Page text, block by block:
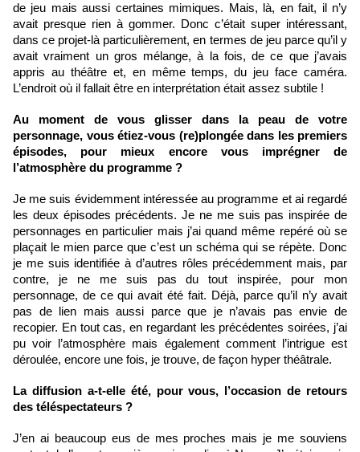
de jeu mais aussi certaines mimiques. Mais, là, en fait, il n’y
avait presque rien à gommer. Donc c’était super intéressant,
dans ce projet-là particulièrement, en termes de jeu parce qu’il y
avait vraiment un gros mélange, à la fois, de ce que j’avais
appris au théâtre et, en même temps, du jeu face caméra.
L’endroit où il fallait être en interprétation était assez subtile !
Au moment de vous glisser dans la peau de votre
personnage, vous étiez-vous (re)plongée dans les premiers
épisodes, pour mieux encore vous imprégner de
l’atmosphère du programme ?
Je me suis évidemment intéressée au programme et ai regardé
les deux épisodes précédents. Je ne me suis pas inspirée de
personnages en particulier mais j’ai quand même repéré où se
plaçait le mien parce que c’est un schéma qui se répète. Donc
je me suis identifiée à d’autres rôles précédemment mais, par
contre, je ne me suis pas du tout inspirée, pour mon
personnage, de ce qui avait été fait. Déjà, parce qu’il n’y avait
pas de lien mais aussi parce que je n’avais pas envie de
recopier. En tout cas, en regardant les précédentes soirées, j’ai
pu voir l’atmosphère mais également comment l’intrigue est
déroulée, encore une fois, je trouve, de façon hyper théâtrale.
La diffusion a-t-elle été, pour vous, l’occasion de retours
des téléspectateurs ?
J’en ai beaucoup eus de mes proches mais je me souviens